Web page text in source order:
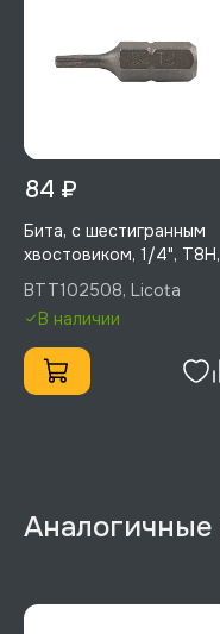
84 ₽
Бита, с шестигранным
хвостовиком, 1/4", T8H,
25 мм, 1 шт, Licota,
BTT102508
BTT102508, Licota
В наличии